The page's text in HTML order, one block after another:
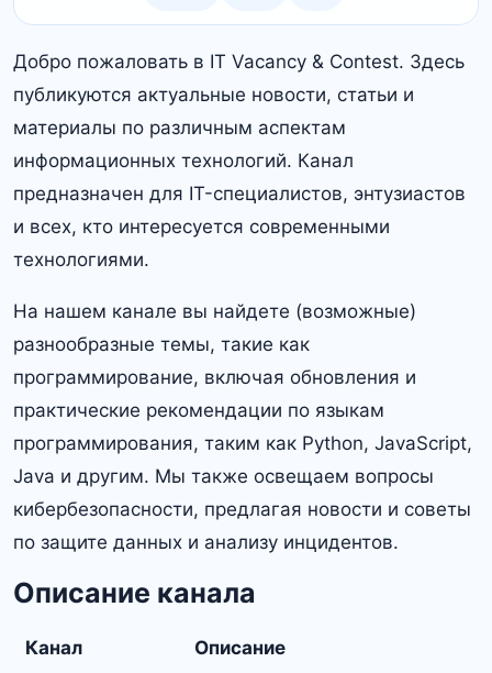
Добро пожаловать в IT Vacancy & Contest. Здесь
публикуются актуальные новости, статьи и
материалы по различным аспектам
информационных технологий. Канал
предназначен для IT-специалистов, энтузиастов
и всех, кто интересуется современными
технологиями.
На нашем канале вы найдете (возможные)
разнообразные темы, такие как
программирование, включая обновления и
практические рекомендации по языкам
программирования, таким как Python, JavaScript,
Java и другим. Мы также освещаем вопросы
кибербезопасности, предлагая новости и советы
по защите данных и анализу инцидентов.
Описание канала
Канал Описание